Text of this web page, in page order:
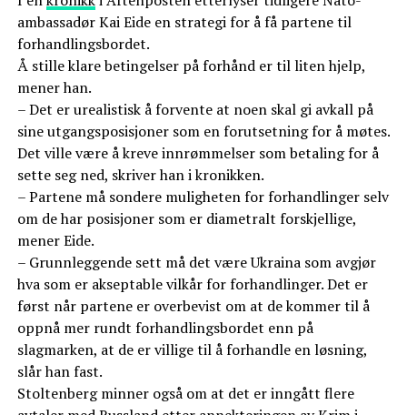
ambassadør Kai Eide en strategi for å få partene til
forhandlingsbordet.
Å stille klare betingelser på forhånd er til liten hjelp,
mener han.
– Det er urealistisk å forvente at noen skal gi avkall på
sine utgangsposisjoner som en forutsetning for å møtes.
Det ville være å kreve innrømmelser som betaling for å
sette seg ned, skriver han i kronikken.
– Partene må sondere muligheten for forhandlinger selv
om de har posisjoner som er diametralt forskjellige,
mener Eide.
– Grunnleggende sett må det være Ukraina som avgjør
hva som er akseptable vilkår for forhandlinger. Det er
først når partene er overbevist om at de kommer til å
oppnå mer rundt forhandlingsbordet enn på
slagmarken, at de er villige til å forhandle en løsning,
slår han fast.
Stoltenberg minner også om at det er inngått flere